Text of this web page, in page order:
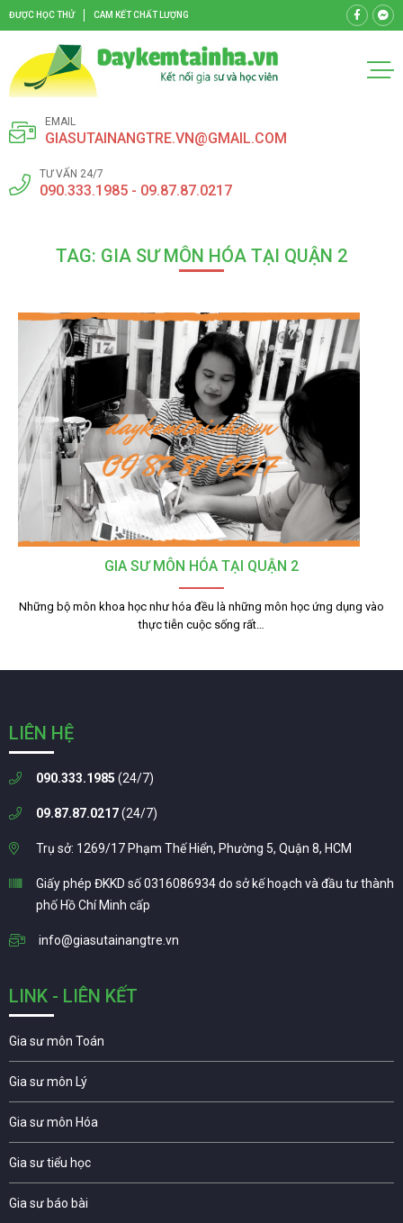
ĐƯỢC HỌC THỬ CAM KẾT CHẤT LƯỢNG
EMAIL
GIASUTAINANGTRE.VN@GMAIL.COM
TƯ VẤN 24/7
090.333.1985 - 09.87.87.0217
TAG: GIA SƯ MÔN HÓA TẠI QUẬN 2
GIA SƯ MÔN HÓA TẠI QUẬN 2
Những bộ môn khoa học như hóa đều là những môn học ứng dụng vào
thực tiễn cuộc sống rất…
LIÊN HỆ
090.333.1985 (24/7)
09.87.87.0217(24/7)
Trụ sở: 1269/17 Phạm Thế Hiển, Phường 5, Quận 8, HCM
Giấy phép ĐKKD số 0316086934 do sở kế hoạch và đầu tư thành
phố Hồ Chí Minh cấp
info@giasutainangtre.vn
LINK - LIÊN KẾT
Gia sư môn Toán
Gia sư môn Lý
Gia sư môn Hóa
Gia sư tiểu học
Gia sư báo bài